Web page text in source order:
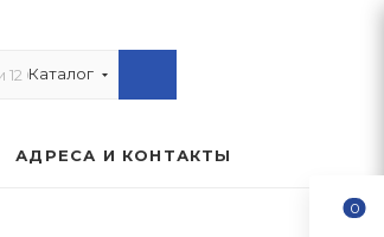
Каталог
АДРЕСА И КОНТАКТЫ
0